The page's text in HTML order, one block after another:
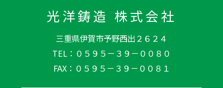
光洋鋳造 株式会社
三重県伊賀市予野西出２６２４
TEL
０５９５－３９－００８０
FAX
０５９５－３９－００８１